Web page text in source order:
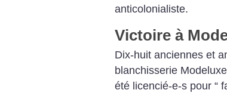
anticolonialiste.
Victoire à
Dix-huit anciennes et
blanchisserie
été licencié-e-s pour “